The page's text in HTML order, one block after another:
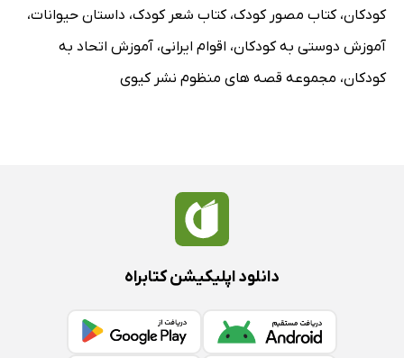
کودکان،کتاب مصور کودک،کتاب شعر کودک، داستان حیوانات،
آموزش دوستی به کودکان، اقوام ایرانی، آموزش اتحاد به
کودکان، مجموعه قصه های منظوم نشر کیوی
دانلود اپلیکیشن کتابراه